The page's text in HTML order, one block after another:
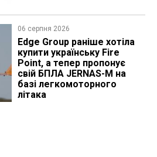
06 серпня 2026
Edge Group раніше хотіла
купити українську Fire
Point, а тепер пропонує
свій БПЛА JERNAS-M на
базі легкомоторного
літака